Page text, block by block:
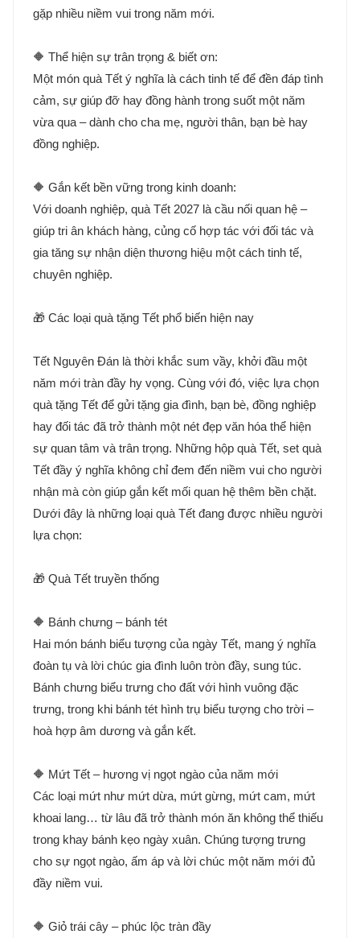
gặp nhiều niềm vui trong năm mới.
🔶 Thể hiện sự trân trọng & biết ơn:
Một món quà Tết ý nghĩa là cách tinh tế để đền đáp tình
cảm, sự giúp đỡ hay đồng hành trong suốt một năm
vừa qua – dành cho cha mẹ, người thân, bạn bè hay
đồng nghiệp.
🔶 Gắn kết bền vững trong kinh doanh:
Với doanh nghiệp, quà Tết 2027 là cầu nối quan hệ –
giúp tri ân khách hàng, củng cố hợp tác với đối tác và
gia tăng sự nhận diện thương hiệu một cách tinh tế,
chuyên nghiệp.
🎁 Các loại quà tặng Tết phổ biến hiện nay
Tết Nguyên Đán là thời khắc sum vầy, khởi đầu một
năm mới tràn đầy hy vọng. Cùng với đó, việc lựa chọn
quà tặng Tết để gửi tặng gia đình, bạn bè, đồng nghiệp
hay đối tác đã trở thành một nét đẹp văn hóa thể hiện
sự quan tâm và trân trọng. Những hộp quà Tết, set quà
Tết đầy ý nghĩa không chỉ đem đến niềm vui cho người
nhận mà còn giúp gắn kết mối quan hệ thêm bền chặt.
Dưới đây là những loại quà Tết đang được nhiều người
lựa chọn:
🎁 Quà Tết truyền thống
🔶 Bánh chưng – bánh tét
Hai món bánh biểu tượng của ngày Tết, mang ý nghĩa
đoàn tụ và lời chúc gia đình luôn tròn đầy, sung túc.
Bánh chưng biểu trưng cho đất với hình vuông đặc
trưng, trong khi bánh tét hình trụ biểu tượng cho trời –
hoà hợp âm dương và gắn kết.
🔶 Mứt Tết – hương vị ngọt ngào của năm mới
Các loại mứt như mứt dừa, mứt gừng, mứt cam, mứt
khoai lang… từ lâu đã trở thành món ăn không thể thiếu
trong khay bánh kẹo ngày xuân. Chúng tượng trưng
cho sự ngọt ngào, ấm áp và lời chúc một năm mới đủ
đầy niềm vui.
🔶 Giỏ trái cây – phúc lộc tràn đầy